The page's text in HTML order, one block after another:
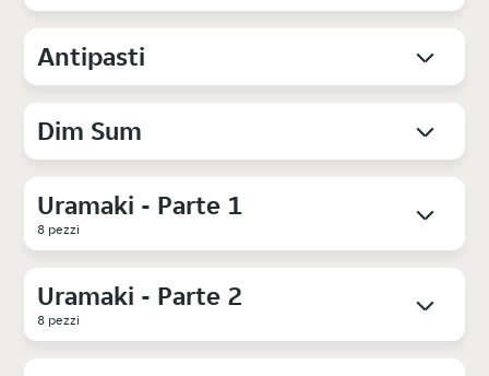
Antipasti
Dim Sum
Uramaki - Parte 1
8 pezzi
Uramaki - Parte 2
8 pezzi